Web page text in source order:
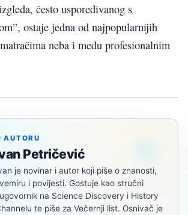
često uspoređivanog s
ostaje jedna od najpopularnijih
neba i među profesionalnim
AUTORU
Petričević
je novinar i autor koji piše o znanosti,
i povijesti. Gostuje kao stručni
na Science Discovery i History
te piše za Večernji list. Osnivač je